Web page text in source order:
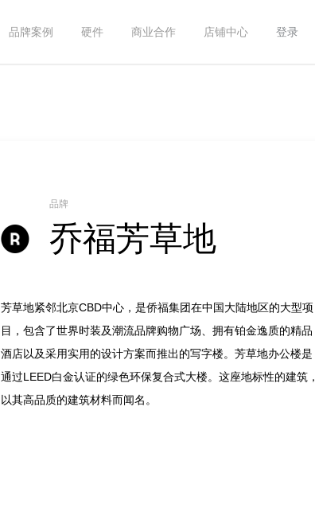
品牌案例 硬件 商业合作 店铺中心 登录
品牌
乔福芳草地
芳草地紧邻北京CBD中心，是侨福集团在中国大陆地区的大型项
目，包含了世界时装及潮流品牌购物广场、拥有铂金逸质的精品
酒店以及采用实用的设计方案而推出的写字楼。芳草地办公楼是
通过LEED白金认证的绿色环保复合式大楼。这座地标性的建筑，
以其高品质的建筑材料而闻名。